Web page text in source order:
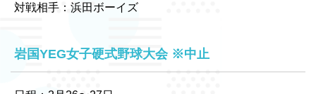
対戦相手：浜田ボーイズ
岩国YEG女子硬式野球大会 ※中止